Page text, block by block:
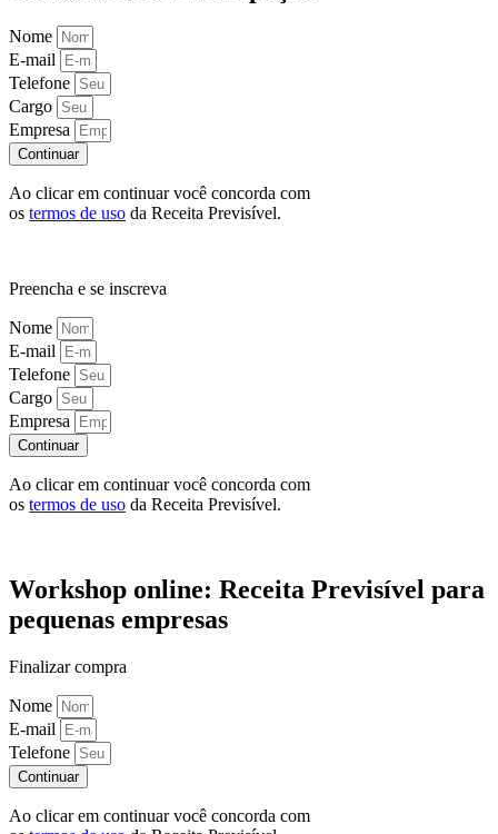
Nome
E-mail
Telefone
Cargo
Empresa
Continuar
Ao clicar em continuar você concorda com
os termos de uso da Receita Previsível.
Preencha e se inscreva
Nome
E-mail
Telefone
Cargo
Empresa
Continuar
Ao clicar em continuar você concorda com
os termos de uso da Receita Previsível.
Workshop online: Receita Previsível para
pequenas empresas
Finalizar compra
Nome
E-mail
Telefone
Continuar
Ao clicar em continuar você concorda com